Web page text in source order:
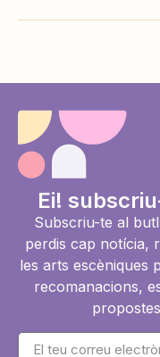
Ei!
Subscriu-te al
perdis cap notícia,
les arts escèniques
recomanacions,